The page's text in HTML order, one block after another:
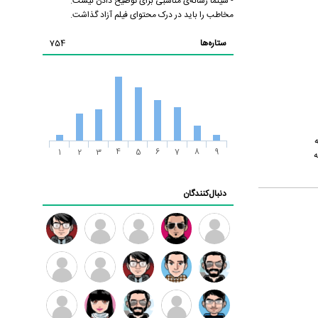
مخاطب را باید در درک محتوای فیلم آزاد گذاشت.
ستاره‌ها
754
1 2 3 4 5 6 7 8 9
دنبال‌کنندگان
ممدرضا
رضا
کاظمی
زهرا ~ ابتین
سید
محمد
موسوی
مهدی
مهدی
داود
طرفدار
کیوان